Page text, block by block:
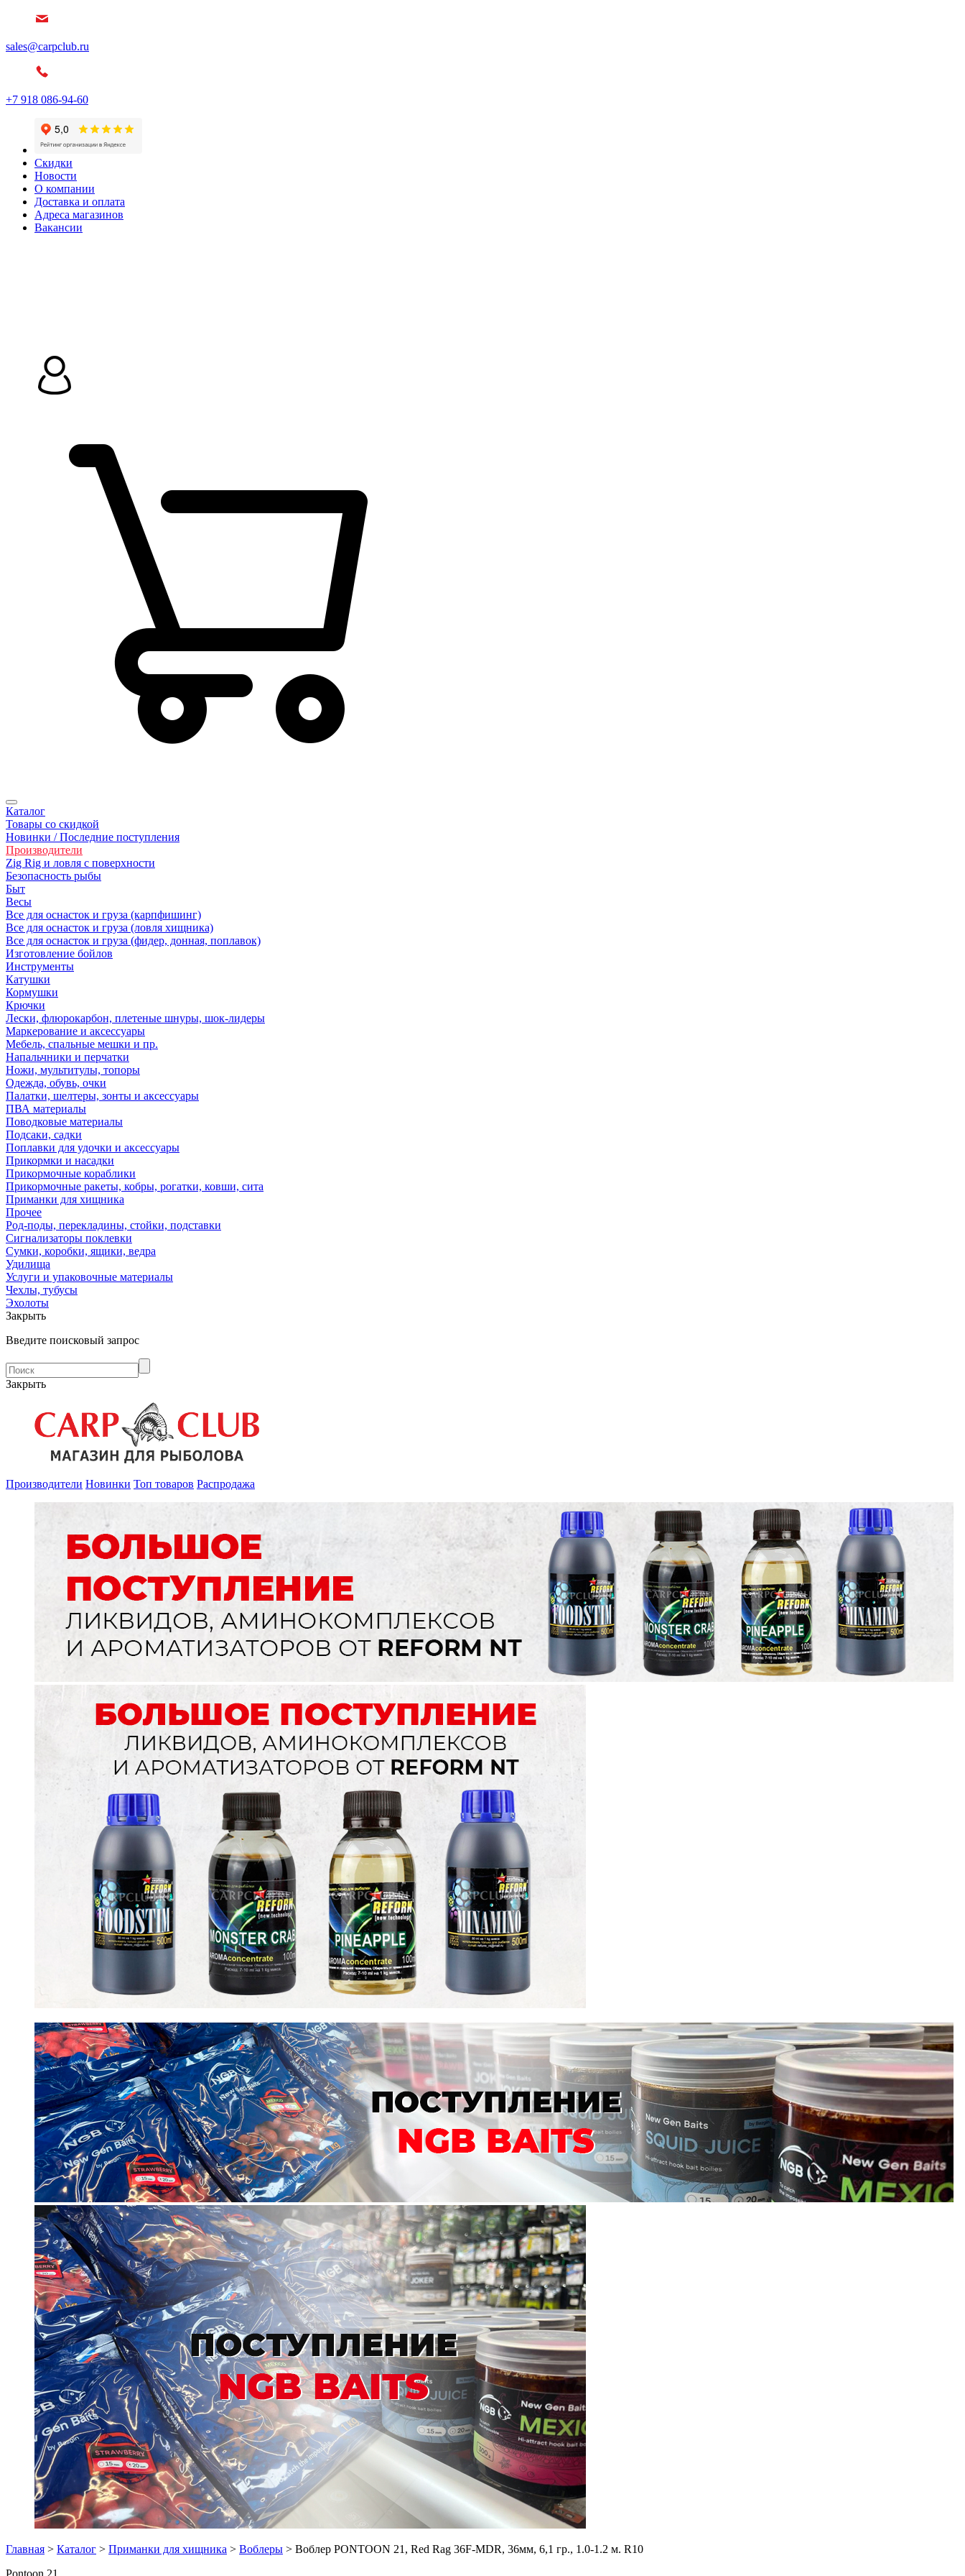
sales@carpclub.ru
+7 918 086-94-60
Скидки
Новости
О компании
Доставка и оплата
Адреса магазинов
Вакансии
Каталог
Товары со скидкой
Новинки / Последние поступления
Производители
Zig Rig и ловля с поверхности
Безoпасность рыбы
Быт
Весы
Все для оснасток и груза (карпфишинг)
Все для оснасток и груза (ловля хищника)
Все для оснасток и груза (фидер, донная, поплавок)
Изготовление бойлов
Инструменты
Катушки
Кормушки
Крючки
Лески, флюрокарбон, плетеные шнуры, шок-лидеры
Маркерование и аксессуары
Мебель, спальные мешки и пр.
Напальчники и перчатки
Ножи, мультитулы, топоры
Одежда, обувь, очки
Палатки, шелтеры, зонты и аксессуары
ПВА материалы
Поводковые материалы
Подсаки, садки
Поплавки для удочки и аксессуары
Прикормки и насадки
Прикормочные кораблики
Прикормочные ракеты, кобры, рогатки, ковши, сита
Приманки для хищника
Прочее
Род-поды, перекладины, стойки, подставки
Сигнализаторы поклевки
Сумки, коробки, ящики, ведра
Удилища
Услуги и упаковочные материалы
Чехлы, тубусы
Эхолоты
Закрыть
Введите поисковый запрос
Закрыть
Производители Новинки Топ товаров Распродажа
Главная > Каталог > Приманки для хищника > Воблеры > Воблер PONTOON 21, Red Rag 36F-MDR, 36мм, 6,1 гр., 1.0-1.2 м. R10
Pontoon 21